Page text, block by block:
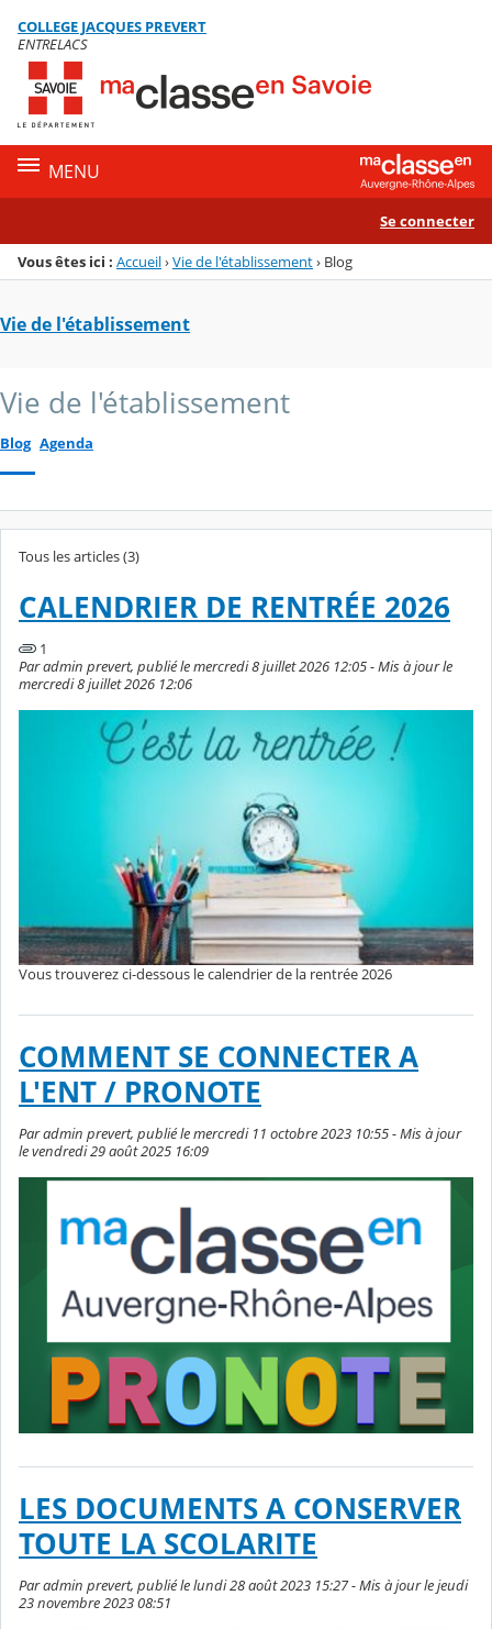
Menu de la rubrique
Contenu
COLLEGE JACQUES PREVERT
ENTRELACS
MENU
Se connecter
Vous êtes ici : Accueil›Vie de l'établissement› Blog
Vie de l'établissement
Vie de l'établissement
Blog Agenda
Tous les articles (3)
CALENDRIER DE RENTRÉE 2026
1
Par admin prevert, publié le mercredi 8 juillet 2026 12:05 - Mis à jour le
mercredi 8 juillet 2026 12:06
Vous trouverez ci-dessous le calendrier de la rentrée 2026
COMMENT SE CONNECTER A
L'ENT / PRONOTE
Par admin prevert, publié le mercredi 11 octobre 2023 10:55 - Mis à jour
le vendredi 29 août 2025 16:09
LES DOCUMENTS A CONSERVER
TOUTE LA SCOLARITE
Par admin prevert, publié le lundi 28 août 2023 15:27 - Mis à jour le jeudi
23 novembre 2023 08:51